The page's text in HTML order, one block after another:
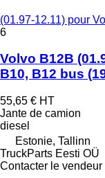
(01.97-12.11) pour
6
Volvo B12B
B10, B12 bus
55,65 € HT
Jante de camion
diesel
Estonie, Tallinn
TruckParts Eesti OÜ
Contacter le vendeur